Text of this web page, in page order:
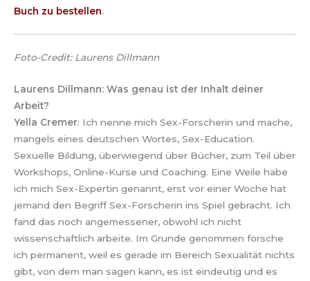
Buch zu bestellen.
Foto-Credit: Laurens Dillmann
Laurens Dillmann: Was genau ist der Inhalt deiner
Arbeit?
Yella Cremer: Ich nenne mich Sex-Forscherin und mache,
mangels eines deutschen Wortes, Sex-Education.
Sexuelle Bildung, überwiegend über Bücher, zum Teil über
Workshops, Online-Kurse und Coaching. Eine Weile habe
ich mich Sex-Expertin genannt, erst vor einer Woche hat
jemand den Begriff Sex-Forscherin ins Spiel gebracht. Ich
fand das noch angemessener, obwohl ich nicht
wissenschaftlich arbeite. Im Grunde genommen forsche
ich permanent, weil es gerade im Bereich Sexualität nichts
gibt, von dem man sagen kann, es ist eindeutig und es